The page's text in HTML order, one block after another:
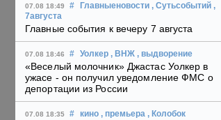
07.08 18:49 # Главныеновости , Сутьсобытий ,
7августа
Главные события к вечеру 7 августа
07.08 18:46 # Уолкер , ВНЖ , выдворение
«Веселый молочник» Джастас Уолкер в
ужасе - он получил уведомление ФМС о
депортации из России
07.08 18:35 # кино , премьера , Колобок